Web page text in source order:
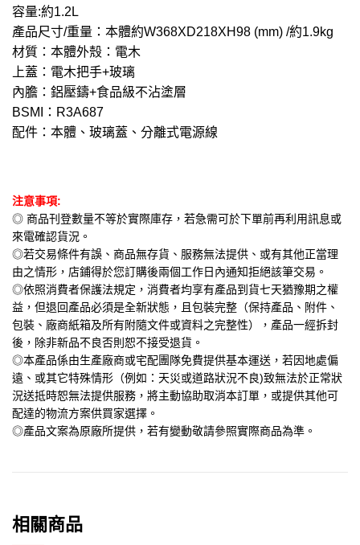
容量:約1.2L
產品尺寸/重量：本體約W368XD218XH98 (mm) /約1.9kg
材質：本體外殼：電木
上蓋：電木把手+玻璃
內膽：鋁壓鑄+食品級不沾塗層
BSMI：R3A687
配件：本體、玻璃蓋、分離式電源線
注意事項:
◎ 商品刊登數量不等於實際庫存，若急需可於下單前再利用訊息或
來電確認貨況。
◎若交易條件有誤、商品無存貨、服務無法提供、或有其他正當理
由之情形，店鋪得於您訂購後兩個工作日內通知拒絕該筆交易。
◎依照消費者保護法規定，消費者均享有產品到貨七天猶豫期之權
益，但退回產品必須是全新狀態，且包裝完整（保持產品、附件、
包裝、廠商紙箱及所有附隨文件或資料之完整性），產品一經拆封
後，除非新品不良否則恕不接受退貨。
◎本產品係由生產廠商或宅配團隊免費提供基本運送，若因地處偏
遠、或其它特殊情形（例如：天災或道路狀況不良)致無法於正常狀
況送抵時恕無法提供服務，將主動協助取消本訂單，或提供其他可
配達的物流方案供買家選擇。
◎產品文案為原廠所提供，若有變動敬請參照實際商品為準。
相關商品